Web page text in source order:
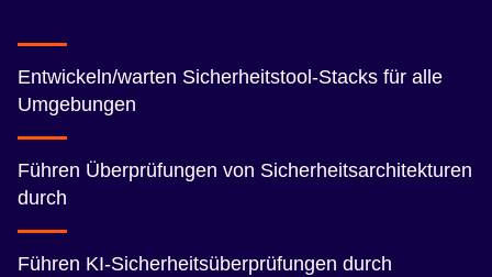
Entwickeln/warten Sicherheitstool-Stacks für alle
Umgebungen
Führen Überprüfungen von Sicherheitsarchitekturen
durch
Führen KI-Sicherheitsüberprüfungen durch